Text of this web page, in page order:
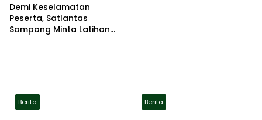
Demi Keselamatan
Peserta, Satlantas
Sampang Minta Latihan
Berita Berita